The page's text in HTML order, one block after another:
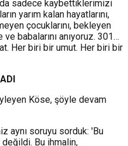
sadece kaybettiklerimizi
yarım kalan hayatlarını,
çocuklarını, bekleyen
babalarını anıyoruz. 301…
Her biri bir umut. Her biri bir
Köse, şöyle devam
aynı soruyu sorduk: 'Bu
değildi. Bu ihmalin,